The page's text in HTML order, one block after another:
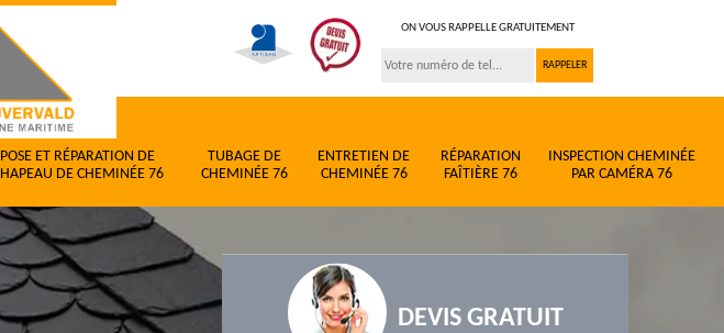
ON VOUS RAPPELLE GRATUITEMENT
POSE ET RÉPARATION DE
DE CHEMINÉE 76
TUBAGE DE
CHEMINÉE 76
ENTRETIEN DE
CHEMINÉE 76
RÉPARATION
FAÎTIÈRE 76
INSPECTION CHEMINÉE
PAR CAMÉRA 76
DEVIS GRATUIT